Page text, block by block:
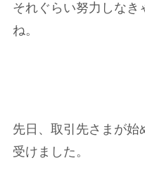
それぐらい努力しなき
ね。
先日、取引先さまが始
受けました。